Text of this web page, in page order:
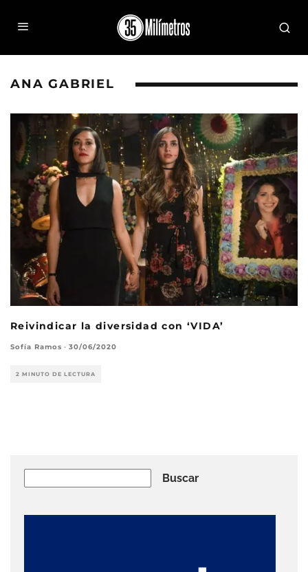
ANA GABRIEL
Reivindicar la diversidad con ‘VIDA’
Sofía Ramos · 30/06/2020
2 MINUTO DE LECTURA
Buscar